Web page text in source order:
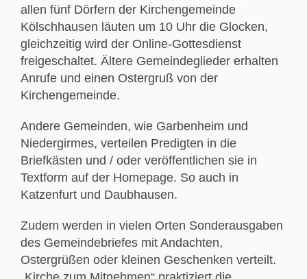
allen fünf Dörfern der Kirchengemeinde
Kölschhausen läuten um 10 Uhr die Glocken,
gleichzeitig wird der Online-Gottesdienst
freigeschaltet. Ältere Gemeindeglieder erhalten
Anrufe und einen Ostergruß von der
Kirchengemeinde.
Andere Gemeinden, wie Garbenheim und
Niedergirmes, verteilen Predigten in die
Briefkästen und / oder veröffentlichen sie in
Textform auf der Homepage. So auch in
Katzenfurt und Daubhausen.
Zudem werden in vielen Orten Sonderausgaben
des Gemeindebriefes mit Andachten,
Ostergrüßen oder kleinen Geschenken verteilt.